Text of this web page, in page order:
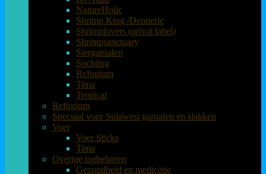
NatureHolic
Shrimp King /Dennerle
Shrimplovers (privat label)
Shrimpsanctuary
Siergarnalen
Sochting
Refugium
Tima
Tropical
Refugium
Speciaal voor Sulawesi garnalen en slakken
Voer
Voer Sticks
Tima
Overige toebehoren
Gezondheid en medicatie